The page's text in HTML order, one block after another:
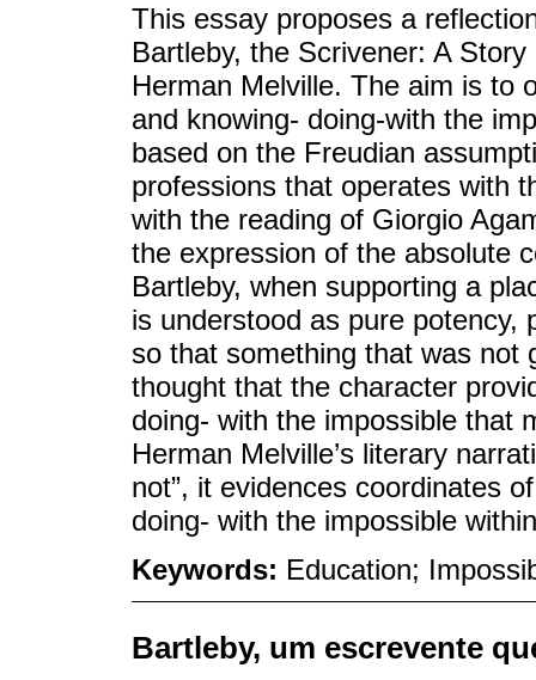
This essay proposes a
Bartleby, the Scrivener: A
Herman Melville. The aim is to
and knowing- doing-with the
based on the Freudian
professions that operates with
with the reading of Giorgio
the expression of the absolute
Bartleby, when supporting a
is understood as pure potency,
so that something that was not
thought that the character
doing- with the impossible that
Herman Melville’s literary
not”, it evidences coordinates
doing- with the impossible
Keywords: Education;
Bartleby, um escrevente